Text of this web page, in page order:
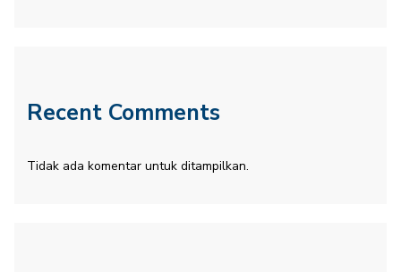
Recent Comments
Tidak ada komentar untuk ditampilkan.